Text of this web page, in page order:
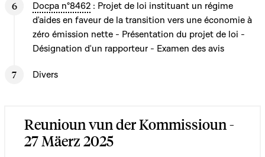
Docpa n°8462 : Projet de loi instituant un régime
d'aides en faveur de la transition vers une économie à
zéro émission nette - Présentation du projet de loi -
Désignation d'un rapporteur - Examen des avis
Divers
Reunioun vun der Kommissioun -
27 Mäerz 2025